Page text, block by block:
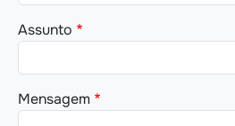
Assunto
Mensagem